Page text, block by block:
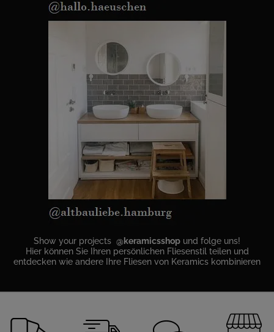
Show your projects @keramicsshop und folge uns!
Hier können Sie Ihren persönlichen Fliesenstil teilen und
entdecken wie andere Ihre Fliesen von Keramics kombinieren